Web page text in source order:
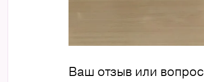
Ваш отзыв или вопрос